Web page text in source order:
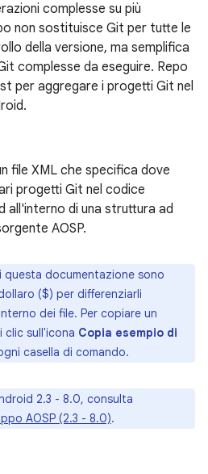
complesse su più
non sostituisce Git per tutte le
della versione, ma semplifica
complesse da eseguire. Repo
per aggregare i progetti Git nel
file XML che specifica dove
progetti Git nel codice
all'interno di una struttura ad
AOSP.
questa documentazione sono
($) per differenziarli
dei file. Per copiare un
clic sull'icona Copia esempio di
casella di comando.
2.3 - 8.0, consulta
AOSP (2.3 - 8.0).